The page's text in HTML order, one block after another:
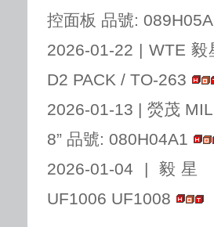
控面板 品號:
2026-01-22 | WTE 毅
D2 PACK / TO-263
2026-01-13 | 熒茂
8” 品號: 080H04A1
2026-01-04 | 毅星
UF1006 UF1008